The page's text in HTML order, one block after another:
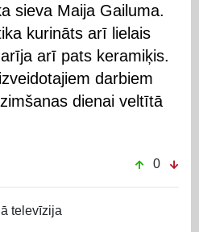
sieva Maija Gailuma.
kurināts arī lielais
arī pats keramiķis.
darbiem
dienai veltītā
0
televīzija